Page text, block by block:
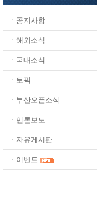
ㆍ공지사항
ㆍ해외소식
ㆍ국내소식
ㆍ토픽
ㆍ부산오픈소식
ㆍ언론보도
ㆍ자유게시판
ㆍ이벤트